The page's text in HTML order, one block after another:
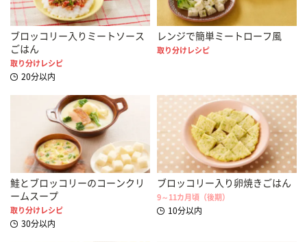
ブロッコリー入りミートソース
ごはん
取り分けレシピ
20分以内
レンジで簡単ミートローフ風
取り分けレシピ
鮭とブロッコリーのコーンクリ
ームスープ
取り分けレシピ
30分以内
ブロッコリー入り卵焼きごはん
9～11カ月頃（後期）
10分以内